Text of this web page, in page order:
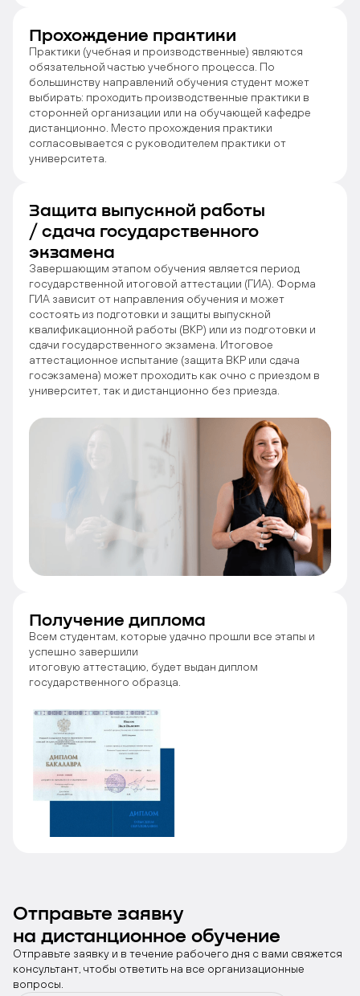
Прохождение практики
Практики (учебная и производственные) являются
обязательной частью учебного процесса. По
большинству направлений обучения студент может
выбирать: проходить производственные практики в
сторонней организации или на обучающей кафедре
дистанционно. Место прохождения практики
согласовывается с руководителем практики от
университета.
Защита выпускной работы
/ сдача государственного
экзамена
Завершающим этапом обучения является период
государственной итоговой аттестации (ГИА). Форма
ГИА зависит от направления обучения и может
состоять из подготовки и защиты выпускной
квалификационной работы (ВКР) или из подготовки и
сдачи государственного экзамена. Итоговое
аттестационное испытание (защита ВКР или сдача
госэкзамена) может проходить как очно с приездом в
университет, так и дистанционно без приезда.
Получение диплома
Всем студентам, которые удачно прошли все этапы и
успешно завершили
итоговую аттестацию, будет выдан диплом
государственного образца.
Отправьте заявку
на дистанционное обучение
Отправьте заявку и в течение рабочего дня с вами свяжется
консультант, чтобы ответить на все организационные
вопросы.